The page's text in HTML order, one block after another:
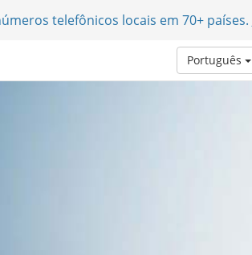
telefônicos locais em 70+ países.
Português